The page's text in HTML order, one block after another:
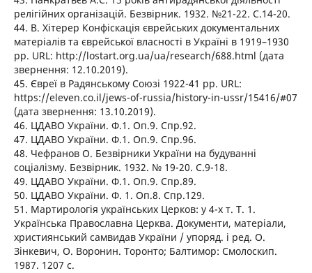
релігійних організацій. Безвірник. 1932. №21-22. С.14-20.
44. В. Хітерер Конфіскація єврейських документальних
матеріалів та єврейської власності в Україні в 1919–1930
рр. URL: http://lostart.org.ua/ua/research/688.html (дата
звернення: 12.10.2019).
45. Євреї в Радянському Союзі 1922-41 рр. URL:
https://eleven.co.il/jews-of-russia/history-in-ussr/15416/#07
(дата звернення: 13.10.2019).
46. ЦДАВО України. Ф.1. Оп.9. Спр.92.
47. ЦДАВО України. Ф.1. Оп.9. Спр.96.
48. Чефранов О. Безвірники України на будуванні
соціалізму. Безвірник. 1932. № 19-20. С.9-18.
49. ЦДАВО України. Ф.1. Оп.9. Спр.89.
50. ЦДАВО України. Ф. 1. Оп.8. Спр.129.
51. Мартирологія українських Церков: у 4-х т. Т. 1.
Українська Православна Церква. Документи, матеріали,
християнський самвидав України / упоряд. і ред. О.
Зінкевич, О. Воронин. Торонто; Балтимор: Смолоскип.
1987. 1207 с.